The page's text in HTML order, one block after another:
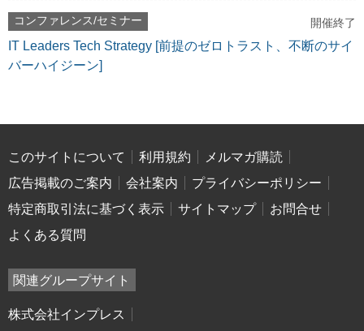
コンファレンス/セミナー 開催終了
IT Leaders Tech Strategy [前提のゼロトラスト、不断のサイ
バーハイジーン]
このサイトについて 利用規約
メルマガ購読
広告掲載のご案内
会社案内
プライバシーポリシー
特定商取引法に基づく表示
サイトマップ
お問合せ
よくある質問
関連グループサイト
株式会社インプレス